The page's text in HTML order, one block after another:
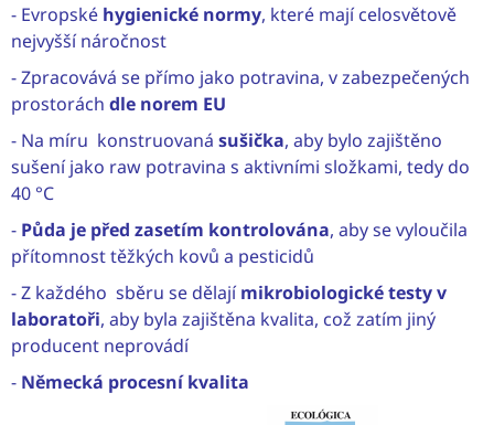
- Evropské hygienické normy, které mají celosvětově
nejvyšší náročnost
- Zpracovává se přímo jako potravina, v zabezpečených
prostorách dle norem EU
- Na míru konstruovaná sušička, aby bylo zajištěno
sušení jako raw potravina s aktivními složkami, tedy do
40 °C
- Půda je před zasetím kontrolována, aby se vyloučila
přítomnost těžkých kovů a pesticidů
- Z každého sběru se dělají mikrobiologické testy v
laboratoři, aby byla zajištěna kvalita, což zatím jiný
producent neprovádí
- Německá procesní kvalita